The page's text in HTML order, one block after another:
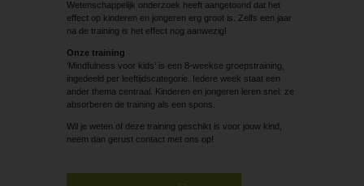
Wetenschappelijk onderzoek heeft aangetoond dat het
effect op kinderen en jongeren erg groot is. Zelfs een jaar
na de training is het effect nog aanwezig!
Onze training
‘Mindfulness voor kids’ is een 8-weekse groepstraining,
ingedeeld per leeftijdscategorie. Iedere week staat een
ander thema centraal. Kinderen en jongeren leren snel: ze
absorberen de training als een spons.
Wil je weten of deze training geschikt is voor jouw kind,
neem dan gerust contact met ons op!